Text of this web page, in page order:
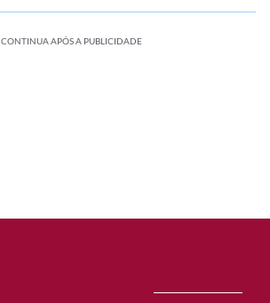
CONTINUA APÓS A PUBLICIDADE